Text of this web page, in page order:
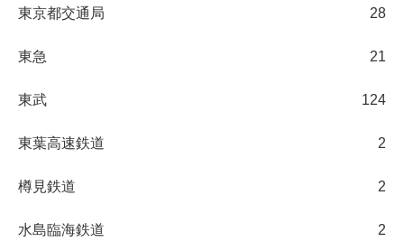
東京都交通局 28
東急 21
東武 124
東葉高速鉄道 2
樽見鉄道 2
水島臨海鉄道 2